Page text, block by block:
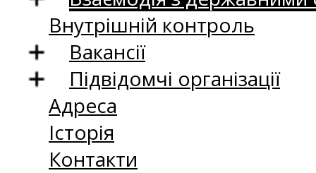
Внутрішній контроль
Вакансії
Підвідомчі організації
Адреса
Історія
Контакти